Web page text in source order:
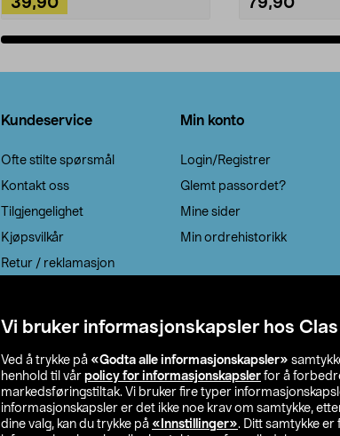
Vi bruker informasjonskapsler hos
Ved å trykke på «Godta alle informasjonskapsler»
henhold til vår policy for informasjonskapsler for å
markedsføringstiltak. Vi bruker fire typer
informasjonskapsler er det ikke noe krav om samtykke,
dine valg, kan du trykke på «Innstillinger». Ditt samtykke
39,90 79,90
Kundeservice
Ofte stilte spørsmål
Kontakt oss
Tilgjengelighet
Kjøpsvilkår
Retur / reklamasjon
Min konto
Login/Registrer
Glemt passordet?
Mine sider
Min ordrehistorikk